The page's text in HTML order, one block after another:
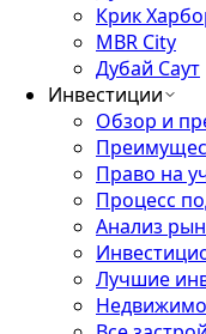
Крик
MBR City
Дубай Саут
Инвестиции
Обзор и
Право на
Процесс
Анализ
Лучшие